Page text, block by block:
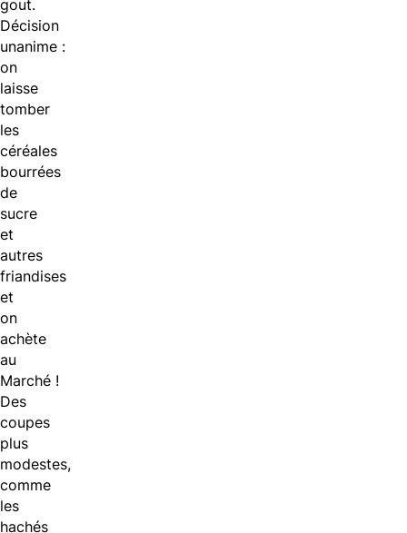
gout.
Décision
unanime :
on
laisse
tomber
les
céréales
bourrées
de
sucre
et
autres
friandises
et
on
achète
au
Marché !
Des
coupes
plus
modestes,
comme
les
hachés